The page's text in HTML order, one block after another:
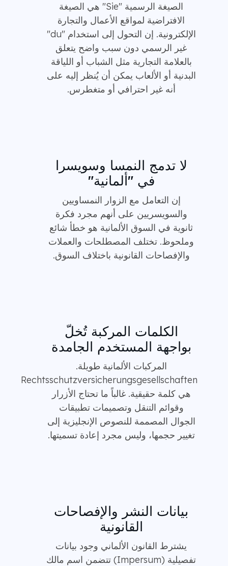
الصيغة الرسمية "Sie" هي الصيغة
الافتراضية لمواقع الأعمال والتجارة
الإلكترونية. إن التحول إلى استخدام "du"
غير الرسمي دون سبب واضح يتعلق
بالعلامة التجارية مثل الشباب أو اللياقة
البدنية أو الألعاب يمكن أن يُنظر إليه على
أنه غير احترافي أو متغطرس.
لا تدمج النمسا وسويسرا
في "ألمانية"
إن التعامل مع الزوار النمساويين
والسويسريين على أنهم مجرد فكرة
ثانوية في السوق الألمانية هو خطأ شائع
وملحوظ. تختلف المصطلحات والعملات
والإفصاحات القانونية باختلاف السوق.
الكلمات المركبة تُخلّ
بواجهة المستخدم الجامدة
المركبات الألمانية طويلة.
Rechtsschutzversicherungsgesellschaften
هي كلمة حقيقية. غالباً ما تحتاج الأزرار
وقوائم التنقل وتصميمات تطبيقات
الجوال المصممة للنصوص الإنجليزية إلى
تغيير حجمها، وليس مجرد إعادة تسميتها.
بيانات النشر والإفصاحات
القانونية
يشترط القانون الألماني وجود بيانات
تفصيلية (Impersum) تتضمن اسم مالك